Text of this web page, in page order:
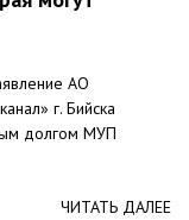
АО
г. Бийска
долгом МУП
ЧИТАТЬ ДАЛЕЕ